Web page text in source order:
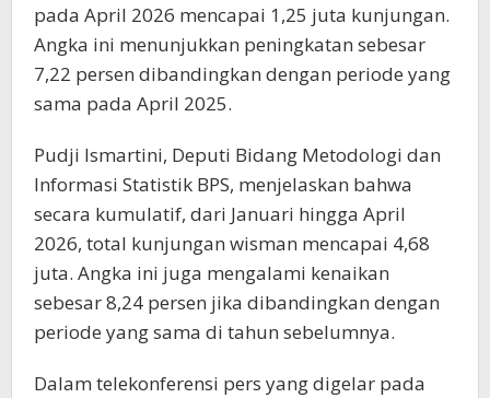
pada April 2026 mencapai 1,25 juta kunjungan.
Angka ini menunjukkan peningkatan sebesar
7,22 persen dibandingkan dengan periode yang
sama pada April 2025.
Pudji Ismartini, Deputi Bidang Metodologi dan
Informasi Statistik BPS, menjelaskan bahwa
secara kumulatif, dari Januari hingga April
2026, total kunjungan wisman mencapai 4,68
juta. Angka ini juga mengalami kenaikan
sebesar 8,24 persen jika dibandingkan dengan
periode yang sama di tahun sebelumnya.
Dalam telekonferensi pers yang digelar pada